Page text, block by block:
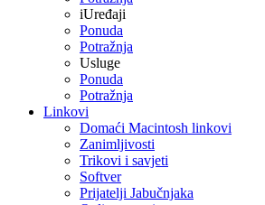
iUređaji
Ponuda
Potražnja
Usluge
Ponuda
Potražnja
Linkovi
Domaći Macintosh linkovi
Zanimljivosti
Trikovi i savjeti
Softver
Prijatelji Jabučnjaka